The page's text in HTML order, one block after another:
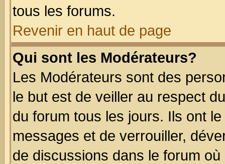
tous les forums.
Revenir en haut de page
Qui sont les Modérateurs?
Les Modérateurs sont des
le but est de veiller au respect
du forum tous les jours. Ils ont
messages et de verrouiller,
de discussions dans le forum